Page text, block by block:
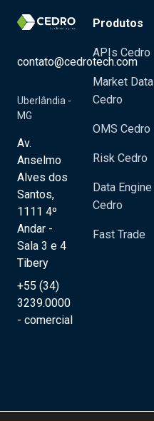
contato@cedrotech.com
Uberlândia -
MG
Av.
Anselmo
Alves dos
Santos,
1111 4º
Andar -
Sala 3 e 4
Tibery
+55 (34)
3239.0000
- comercial
Produtos
APIs Cedro
Market Data
Cedro
OMS Cedro
Risk Cedro
Data Engine
Cedro
Fast Trade